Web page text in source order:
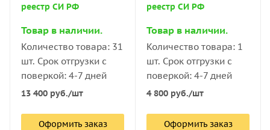
реестр СИ РФ
Товар в наличии.
Количество товара: 31
шт. Срок отгрузки с
поверкой: 4-7 дней
13 400 руб./шт
Оформить заказ
реестр СИ РФ
Товар в наличии.
Количество товара: 1
шт. Срок отгрузки с
поверкой: 4-7 дней
4 800 руб./шт
Оформить заказ